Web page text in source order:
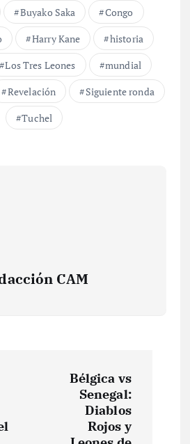
Buyako Saka
Congo
Harry Kane
historia
Los Tres Leones
mundial
Revelación
Siguiente ronda
Tuchel
CAM
Bélgica vs
Senegal:
Diablos
Rojos y